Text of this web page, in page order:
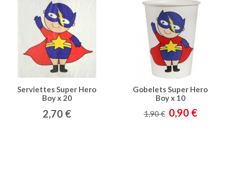
Serviettes Super Hero
Boy x 20
2,70 €
Gobelets Super Hero
Boy x 10
1,90 € 0,90 €